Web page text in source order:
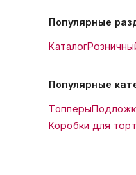
Популярные
Каталог
Популярные
Топперы
Коробки для